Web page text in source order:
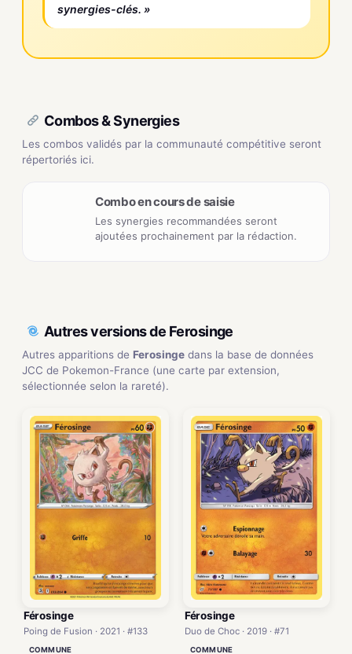
synergies-clés. »
Combos & Synergies
Les combos validés par la communauté compétitive seront
répertoriés ici.
Combo en cours de saisie
Les synergies recommandées seront
ajoutées prochainement par la rédaction.
Autres versions de Ferosinge
Autres apparitions de Ferosinge dans la base de données
JCC de Pokemon-France (une carte par extension,
sélectionnée selon la rareté).
Férosinge
Poing de Fusion · 2021 · #133
COMMUNE
Férosinge
Duo de Choc · 2019 · #71
COMMUNE